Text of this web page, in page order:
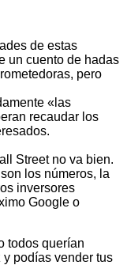
de estas
un cuento de hadas
pero
«las
recaudar los
Street no va bien.
los números, la
inversores
Google o
todos querían
podías vender tus